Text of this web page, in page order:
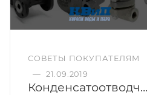
СОВЕТЫ ПОКУПАТЕЛЯМ
— 21.09.2019